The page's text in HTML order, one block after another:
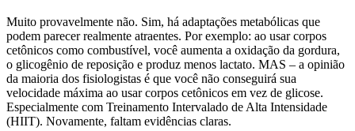
Muito provavelmente não. Sim, há adaptações metabólicas que
podem parecer realmente atraentes. Por exemplo: ao usar corpos
cetônicos como combustível, você aumenta a oxidação da gordura,
o glicogênio de reposição e produz menos lactato. MAS – a opinião
da maioria dos fisiologistas é que você não conseguirá sua
velocidade máxima ao usar corpos cetônicos em vez de glicose.
Especialmente com Treinamento Intervalado de Alta Intensidade
(HIIT). Novamente, faltam evidências claras.